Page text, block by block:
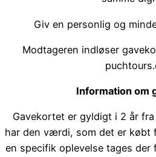
Giv en personlig og
Modtageren indløser
Information om
Gavekortet er gyldigt i 2 år
har den værdi, som det er købt
en specifik oplevelse tages der